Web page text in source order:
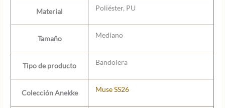
Material Poliéster, PU
Tamaño Mediano
Tipo de producto Bandolera
Colección Anekke Muse SS26